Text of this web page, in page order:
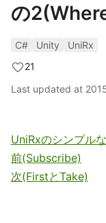
の
C# Unity
UniRx
21
Last updated at
UniRxのシンプル
前(Subscribe)
次(FirstとTake)